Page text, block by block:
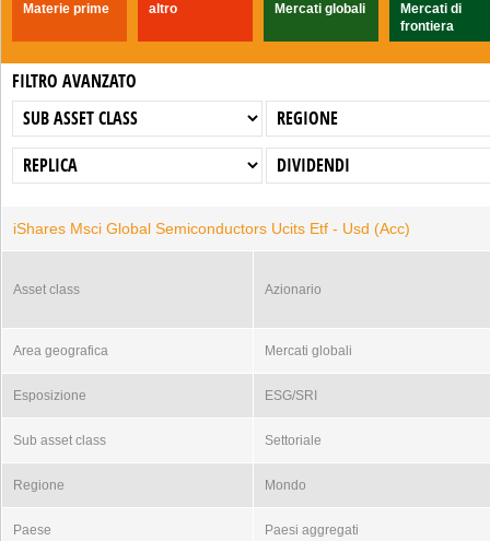
Materie prime altro Mercati globali
Mercati di
frontiera
FILTRO AVANZATO
iShares Msci Global Semiconductors Ucits Etf - Usd (Acc)
Asset class Azionario
Area geografica Mercati globali
Esposizione ESG/SRI
Sub asset class Settoriale
Regione Mondo
Paese Paesi aggregati